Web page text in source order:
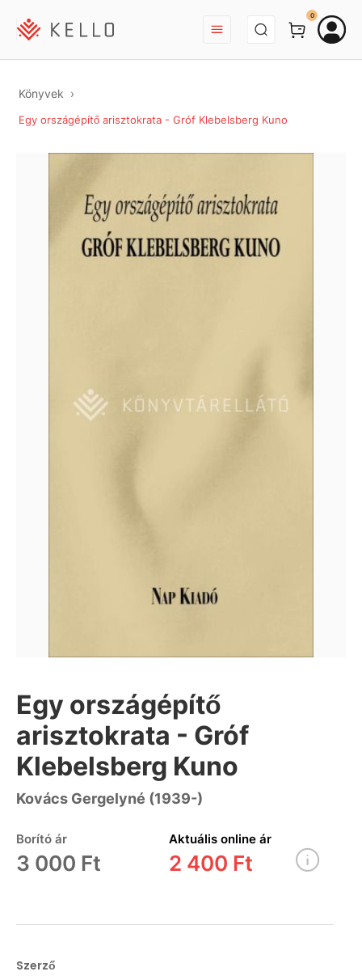
BEJELENTKEZÉS
0
Könyvek
Egy országépítő arisztokrata - Gróf Klebelsberg Kuno
Egy országépítő
arisztokrata - Gróf
Klebelsberg Kuno
Kovács Gergelyné (1939-)
Borító ár
3 000 Ft
Aktuális online ár
2 400 Ft
Szerző